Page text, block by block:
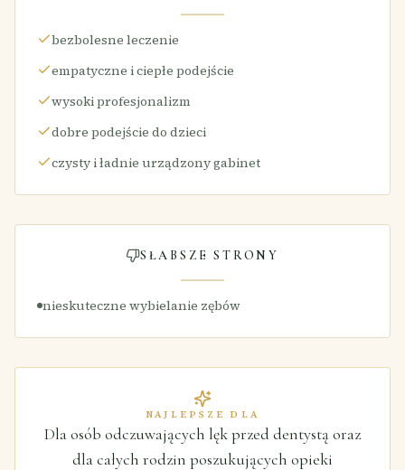
bezbolesne leczenie
empatyczne i ciepłe podejście
wysoki profesjonalizm
dobre podejście do dzieci
czysty i ładnie urządzony gabinet
SŁABSZE STRONY
nieskuteczne wybielanie zębów
NAJLEPSZE DLA
Dla osób odczuwających lęk przed dentystą oraz
dla całych rodzin poszukujących opieki